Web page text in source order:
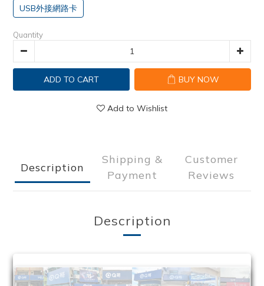
USB外接網路卡
Quantity
ADD TO CART BUY NOW
Add to Wishlist
Description
Shipping &
Payment
Customer
Reviews
Description